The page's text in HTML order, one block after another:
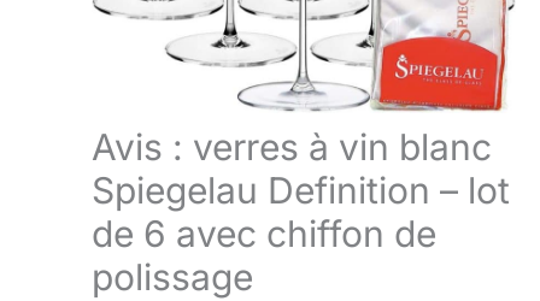
Avis : verres à vin blanc
Spiegelau Definition – lot
de 6 avec chiffon de
polissage